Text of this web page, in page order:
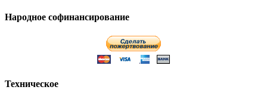
Народное софинансирование
Техническое